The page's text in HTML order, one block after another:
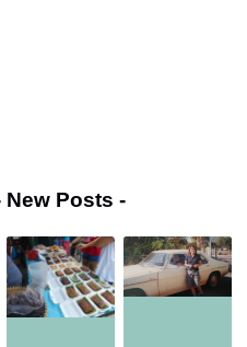
New Posts -